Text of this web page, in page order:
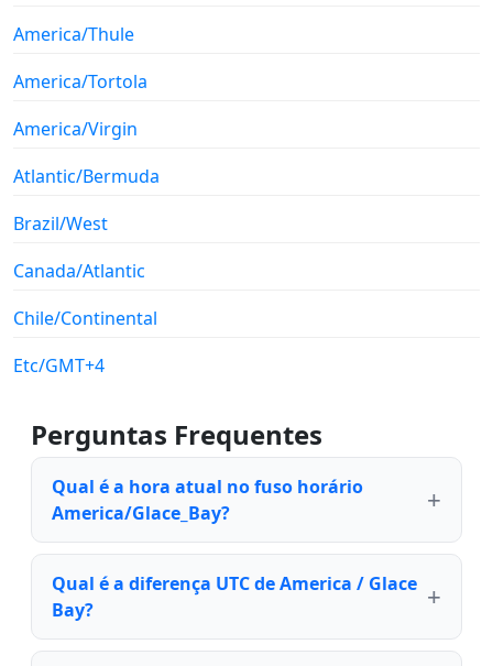
America/Thule
America/Tortola
America/Virgin
Atlantic/Bermuda
Brazil/West
Canada/Atlantic
Chile/Continental
Etc/GMT+4
Perguntas Frequentes
Qual é a hora atual no fuso horário
America/Glace_Bay?
Qual é a diferença UTC de America / Glace
Bay?